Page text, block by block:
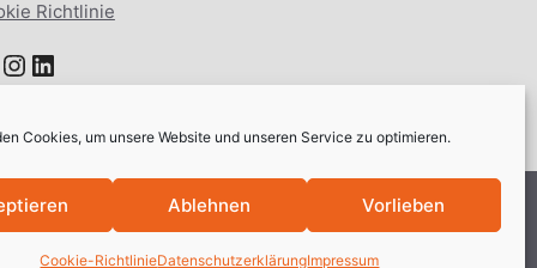
Cookies, um unsere Website und unseren Service zu optimieren.
Ablehnen Vorlieben
Cookie-RichtlinieDatenschutzerklärungImpressum
Richtlinie
LinkedIn